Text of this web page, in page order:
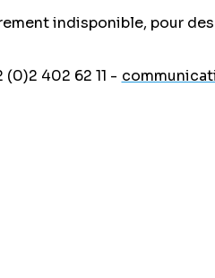
indisponible, pour
(0)2 402 62 11 -